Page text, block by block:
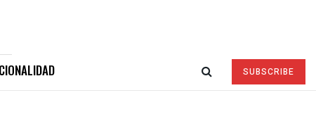
SUBSCRIBE